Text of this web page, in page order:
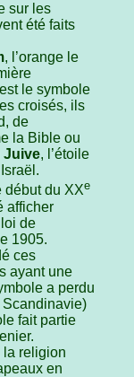
sur les
été faits
, l’orange le
le symbole
croisés, ils
de
la Bible ou
Juive, l’étoile
début du XXe
afficher
de
1905.
ces
ayant une
a perdu
fait partie
la religion
en